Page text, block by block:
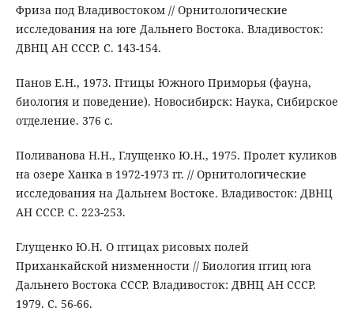
Фриза под Владивостоком // Орнитологические
исследования на юге Дальнего Востока. Владивосток:
ДВНЦ АН СССР. С. 143-154.
Панов Е.Н., 1973. Птицы Южного Приморья (фауна,
биология и поведение). Новосибирск: Наука, Сибирское
отделение. 376 с.
Поливанова Н.Н., Глущенко Ю.Н., 1975. Пролет куликов
на озере Ханка в 1972-1973 гг. // Орнитологические
исследования на Дальнем Востоке. Владивосток: ДВНЦ
АН СССР. С. 223-253.
Глущенко Ю.Н. О птицах рисовых полей
Приханкайской низменности // Биология птиц юга
Дальнего Востока СССР. Владивосток: ДВНЦ АН СССР.
1979. С. 56-66.